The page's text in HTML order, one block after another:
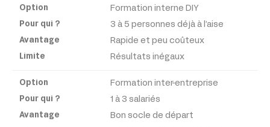
Option
Pour
qui ?
Formation interne DIY
3 à 5 personnes déjà à l’aise
Rapide et peu coûteux
Résultats inégaux
Formation inter-entreprise
1 à 3 salariés
Bon socle de départ